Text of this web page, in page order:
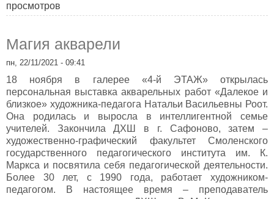
просмотров
Магия акварели
пн, 22/11/2021 - 09:41
18 ноября в галерее «4-й ЭТАЖ» открылась
персональная выставка акварельных работ «Далекое и
близкое» художника-педагога Натальи Васильевны Роот.
Она родилась и выросла в интеллигентной семье
учителей. Закончила ДХШ в г. Сафоново, затем –
художественно-графический факультет Смоленского
государственного педагогического института им. К.
Маркса и посвятила себя педагогической деятельности.
Более 30 лет, с 1990 года, работает художником-
педагогом. В настоящее время – преподаватель